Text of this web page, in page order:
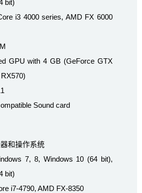
bit)
i3 4000 series, AMD FX 6000
GPU with 4 GB (GeForce GTX
Sound card
和操作系统
7, 8, Windows 10 (64 bit),
bit)
i7-4790, AMD FX-8350